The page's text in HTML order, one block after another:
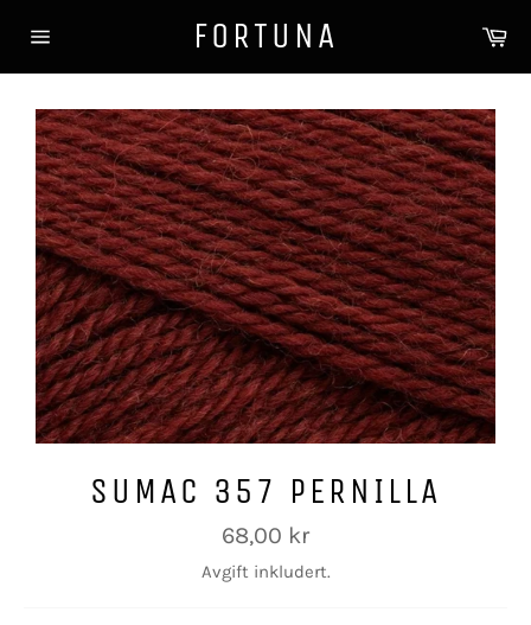
videre
FORTUNA
SUMAC 357 PERNILLA
Vanlig
pris
68,00 kr
Avgift inkludert.